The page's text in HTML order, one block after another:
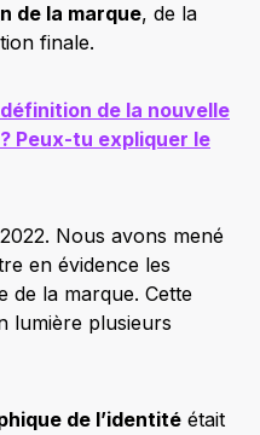
de la marque, de la
finale.
de la nouvelle
Peux-tu expliquer le
Nous avons mené
en évidence les
de la marque. Cette
lumière plusieurs
de l’identité était